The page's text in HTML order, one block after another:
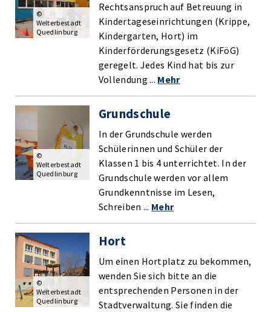
Rechtsanspruch auf Betreuung in
Kindertageseinrichtungen (Krippe,
Kindergarten, Hort) im
Kinderförderungsgesetz (KiFöG)
geregelt. Jedes Kind hat bis zur
Vollendung ... Mehr
©
Welterbestadt
Quedlinburg
Grundschule
In der Grundschule werden
Schülerinnen und Schüler der
Klassen 1 bis 4 unterrichtet. In der
Grundschule werden vor allem
Grundkenntnisse im Lesen,
Schreiben ... Mehr
©
Welterbestadt
Quedlinburg
Hort
Um einen Hortplatz zu bekommen,
wenden Sie sich bitte an die
entsprechenden Personen in der
Stadtverwaltung. Sie finden die
©
Welterbestadt
Quedlinburg